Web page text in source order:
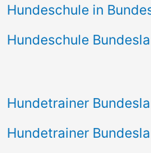
Hundeschule in
Hundeschule
Hundetrainer
Hundetrainer